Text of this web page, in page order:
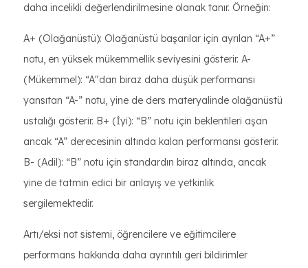
daha incelikli değerlendirilmesine olanak tanır. Örneğin:
A+ (Olağanüstü): Olağanüstü başarılar için ayrılan “A+”
notu, en yüksek mükemmellik seviyesini gösterir. A-
(Mükemmel): “A"dan biraz daha düşük performansı
yansıtan “A-” notu, yine de ders materyalinde olağanüstü
ustalığı gösterir. B+ (İyi): “B” notu için beklentileri aşan
ancak “A” derecesinin altında kalan performansı gösterir.
B- (Adil): “B” notu için standardın biraz altında, ancak
yine de tatmin edici bir anlayış ve yetkinlik
sergilemektedir.
Artı/eksi not sistemi, öğrencilere ve eğitimcilere
performans hakkında daha ayrıntılı geri bildirimler